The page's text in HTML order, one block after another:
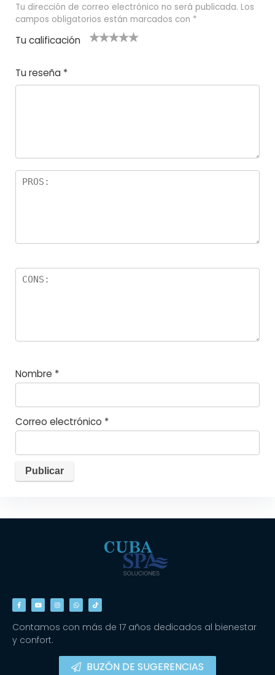
Tu dirección de correo electrónico no será publicada. Los
campos obligatorios están marcados con *
Tu calificación
e
el
5
las
s
Tu reseña *
Nombre *
Correo electrónico *
Contamos con más de 17 años dedicados al bienestar
y confort.
BUZÓN DE SUGERENCIAS